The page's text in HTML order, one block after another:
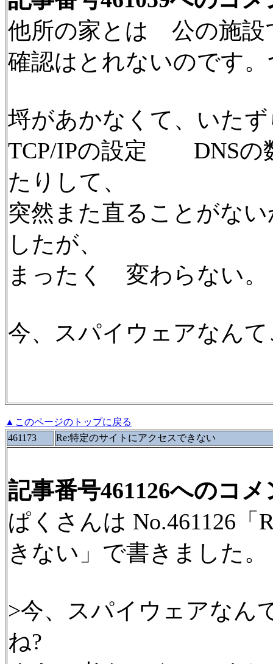
他所の家とは 公の施設
確認はとれないのです
埒があかなくて、いた
TCP/IPの設定 DNSの
たりして、
突然また直ることがな
したが、
まったく 変わらない。
今、スパイウェアなん
▲このページのトップに戻る
461173
Re:特定のサイトにアクセスできない
記事番号461126へのコメ
ぱくさんは No.461126
きない」で書きました。
>今、スパイウェアな
ね?